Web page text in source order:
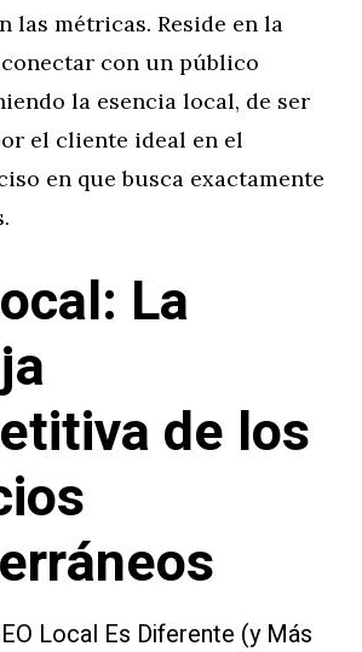
las métricas. Reside en la
con un público
la esencia local, de ser
el cliente ideal en el
en que busca exactamente
La
de los
Local Es Diferente (y Más